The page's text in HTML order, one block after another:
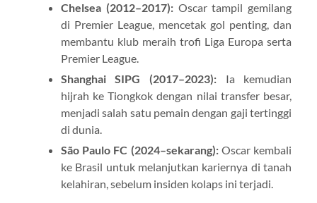
Chelsea (2012–2017):Oscar tampil gemilang
di Premier League, mencetak gol penting, dan
membantu klub meraih trofi Liga Europa serta
Premier League.
Shanghai SIPG (2017–2023): Ia kemudian
hijrah ke Tiongkok dengan nilai transfer besar,
menjadi salah satu pemain dengan gaji tertinggi
di dunia.
São Paulo FC (2024–sekarang):Oscar kembali
ke Brasil untuk melanjutkan kariernya di tanah
kelahiran, sebelum insiden kolaps ini terjadi.